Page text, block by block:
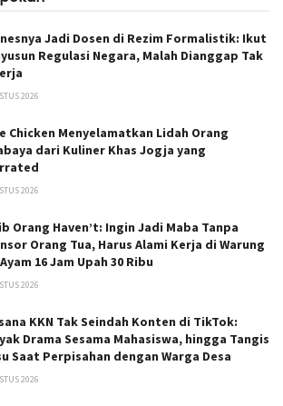
Jadi Dosen di Rezim Formalistik: Ikut
Regulasi Negara, Malah Dianggap Tak
2026
Chicken Menyelamatkan Lidah Orang
dari Kuliner Khas Jogja yang
2026
Orang Haven’t: Ingin Jadi Maba Tanpa
Orang Tua, Harus Alami Kerja di Warung
16 Jam Upah 30 Ribu
2026
KKN Tak Seindah Konten di TikTok:
Drama Sesama Mahasiswa, hingga Tangis
Saat Perpisahan dengan Warga Desa
2026